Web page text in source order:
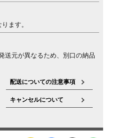
。湿度等（乾燥状況など）によりヒ
こる場合があることを、天然素材の
。
ます。
送元が異なるため、別口の納品
配送についての注意事項
キャンセルについて